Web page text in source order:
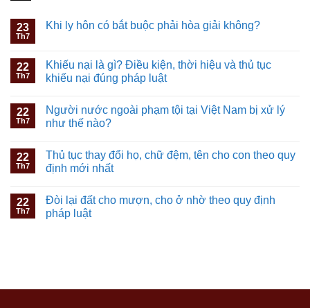
23
Th7
Khi ly hôn có bắt buộc phải hòa giải không?
22
Th7
Khiếu nại là gì? Điều kiện, thời hiệu và thủ tục
khiếu nại đúng pháp luật
22
Th7
Người nước ngoài phạm tội tại Việt Nam bị xử lý
như thế nào?
22
Th7
Thủ tục thay đổi họ, chữ đệm, tên cho con theo quy
định mới nhất
22
Th7
Đòi lại đất cho mượn, cho ở nhờ theo quy định
pháp luật